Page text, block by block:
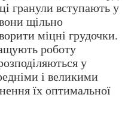
гранули вступають у
щільно
міцні грудочки.
роботу
у
і великими
їх оптимальної